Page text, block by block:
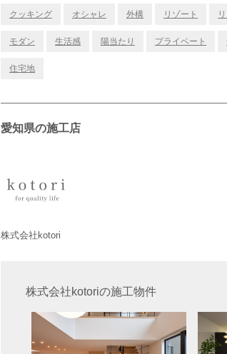
クッキング オシャレ 外構 リゾート
モダン 生活感 陽当たり プライベート
住宅地
愛知県の施工店
株式会社kotori
株式会社kotoriの施工物件